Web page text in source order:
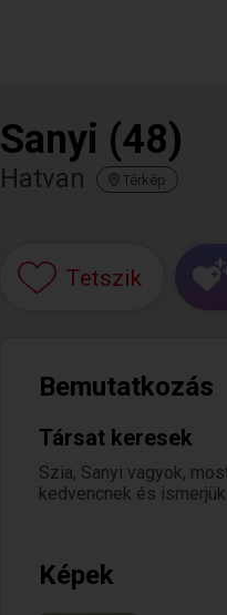
Sanyi (48)
Hatvan Térkép
Tetszik
Bemutatkozás
Társat keresek
Szia, Sanyi vagyok,
kedvencnek és
Képek